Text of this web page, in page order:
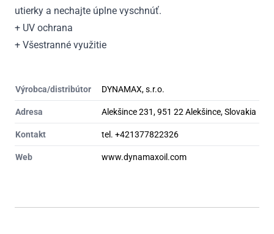
utierky a nechajte úplne vyschnúť.
+ UV ochrana
+ Všestranné využitie
Výrobca/distribútor DYNAMAX, s.r.o.
Adresa Alekšince 231, 951 22 Alekšince, Slovakia
Kontakt tel. +421377822326
Web www.dynamaxoil.com